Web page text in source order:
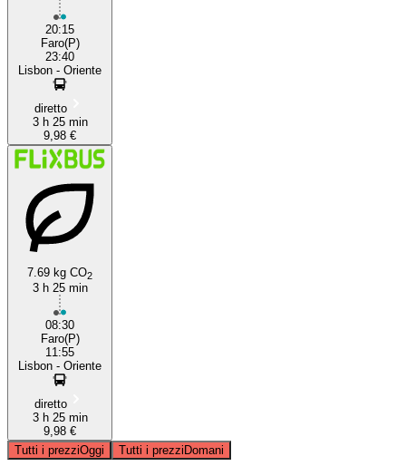
20:15
Faro(P)
23:40
Lisbon - Oriente
diretto
3 h 25 min
9,98 €
7.69 kg CO2
3 h 25 min
08:30
Faro(P)
11:55
Lisbon - Oriente
diretto
3 h 25 min
9,98 €
Tutti i prezziOggi Tutti i prezziDomani